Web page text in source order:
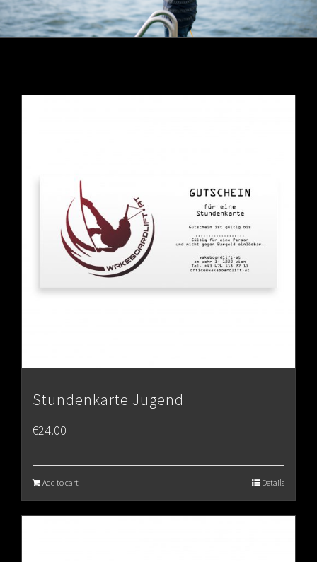
Stundenkarte Jugend
€24.00
Add to cart Details